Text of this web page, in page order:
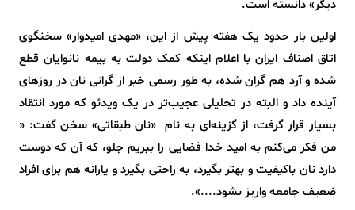
دیگر» دانسته است.
اولین بار حدود یک هفته پیش از این، «مهدی امیدوار» سخنگوی
اتاق اصناف ایران با اعلام اینکه کمک دولت به بیمه نانوایان قطع
شده و آرد هم گران شده، به طور رسمی خبر از گرانی نان در روزهای
آینده داد و البته در تحلیلی عجیب‌تر در یک ویدئو که مورد انتقاد
بسیار قرار گرفت، از گزینه‌‌ای به نام «نان طبقاتی» سخن گفت: «
من فکر می‌کنم به امید خدا فضایی را ببریم جلو، که آن که دوست
دارد نان باکیفیت و بهتر بگیرد، به راحتی بگیرد و یارانه هم برای افراد
ضعیف جامعه واریز بشود....».